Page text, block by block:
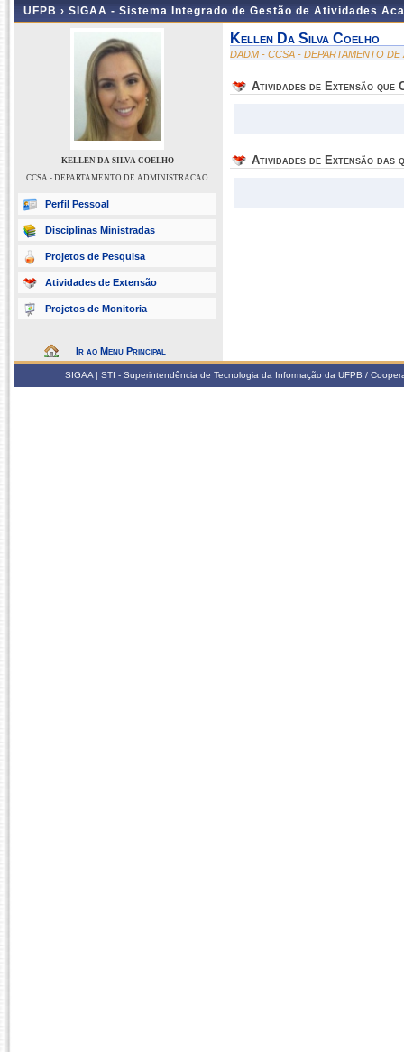
UFPB › SIGAA - Sistema Integrado de Gestão de Atividades
KELLEN DA SILVA COELHO
CCSA - DEPARTAMENTO DE ADMINISTRACAO
Perfil Pessoal
Disciplinas Ministradas
Projetos de Pesquisa
Atividades de Extensão
Projetos de Monitoria
Ir ao Menu Principal
Kellen Da Silva Coelho
DADM - CCSA - DEPARTAMENTO
Atividades de Extensão que
Atividades de Extensão das
SIGAA | STI - Superintendência de Tecnologia da Informação da UFPB /